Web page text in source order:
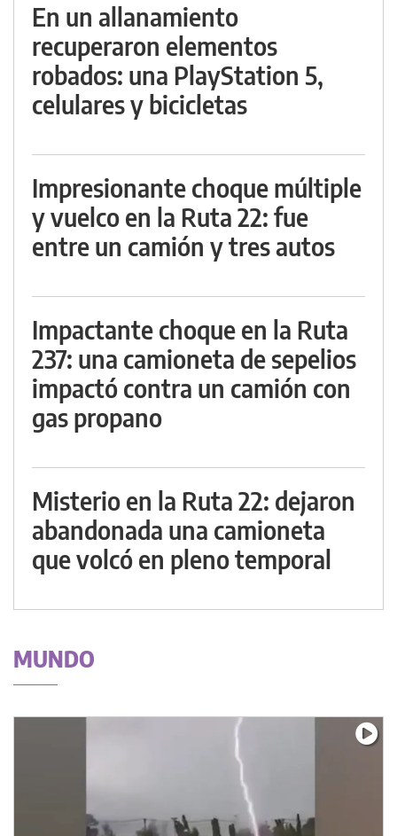
En un allanamiento
recuperaron elementos
robados: una PlayStation 5,
celulares y bicicletas
Impresionante choque múltiple
y vuelco en la Ruta 22: fue
entre un camión y tres autos
Impactante choque en la Ruta
237: una camioneta de sepelios
impactó contra un camión con
gas propano
Misterio en la Ruta 22: dejaron
abandonada una camioneta
que volcó en pleno temporal
MUNDO